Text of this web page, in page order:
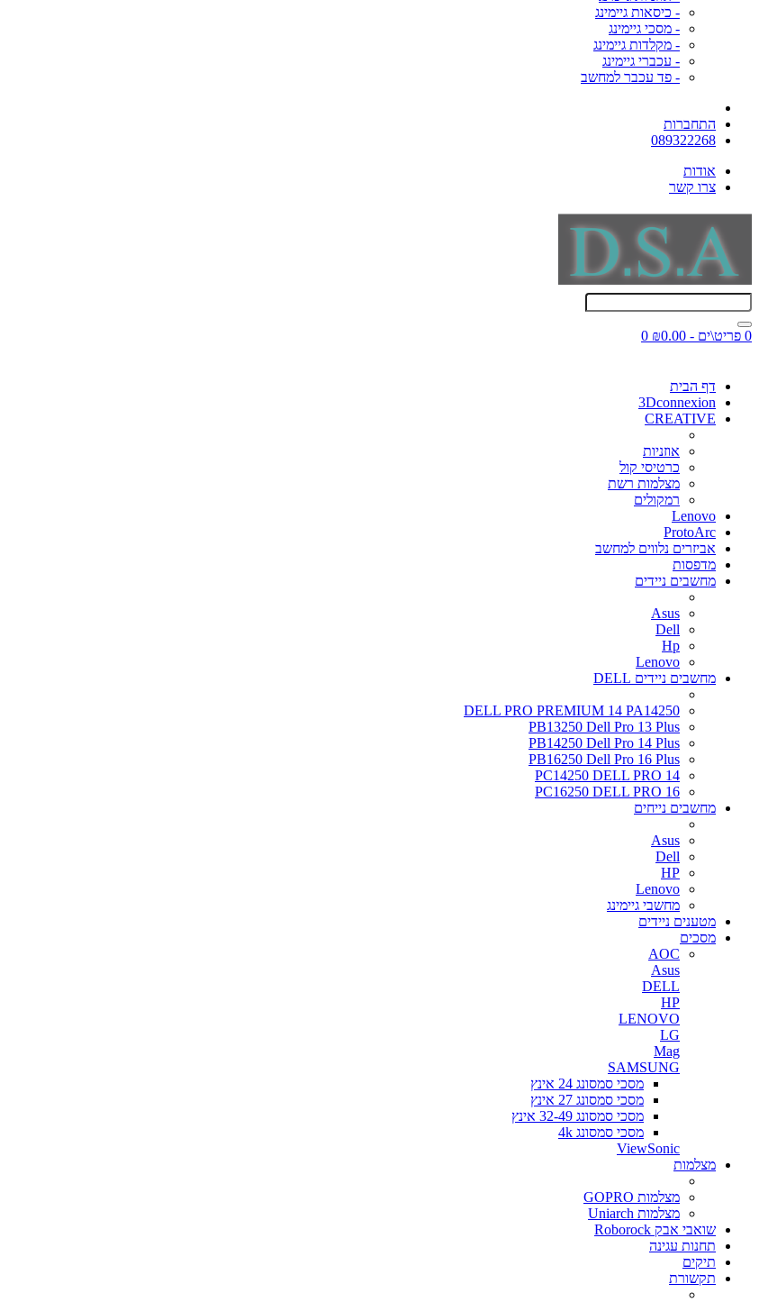
- כיסאות גיימינג
- מסכי גיימינג
- מקלדות גיימינג
- עכברי גיימינג
- פד עכבר למחשב
התחברות
089322268
אודות
צרו קשר
0 פריט\ים - ₪0.00 0
דף הבית
3Dconnexion
CREATIVE
אוזניות
כרטיסי קול
מצלמות רשת
רמקולים
Lenovo
ProtoArc
אביזרים נלווים למחשב
מדפסות
מחשבים ניידים
Asus
Dell
Hp
Lenovo
מחשבים ניידים DELL
DELL PRO PREMIUM 14 PA14250
PB13250 Dell Pro 13 Plus
PB14250 Dell Pro 14 Plus
PB16250 Dell Pro 16 Plus
PC14250 DELL PRO 14
PC16250 DELL PRO 16
מחשבים נייחים
Asus
Dell
HP
Lenovo
מחשבי גיימינג
מטענים ניידים
מסכים
AOC
Asus
DELL
HP
LENOVO
LG
Mag
SAMSUNG
מסכי סמסונג 24 אינץ
מסכי סמסונג 27 אינץ
מסכי סמסונג 32-49 אינץ
מסכי סמסונג 4k
ViewSonic
מצלמות
מצלמות GOPRO
מצלמות Uniarch
שואבי אבק Roborock
תחנות עגינה
תיקים
תקשורת